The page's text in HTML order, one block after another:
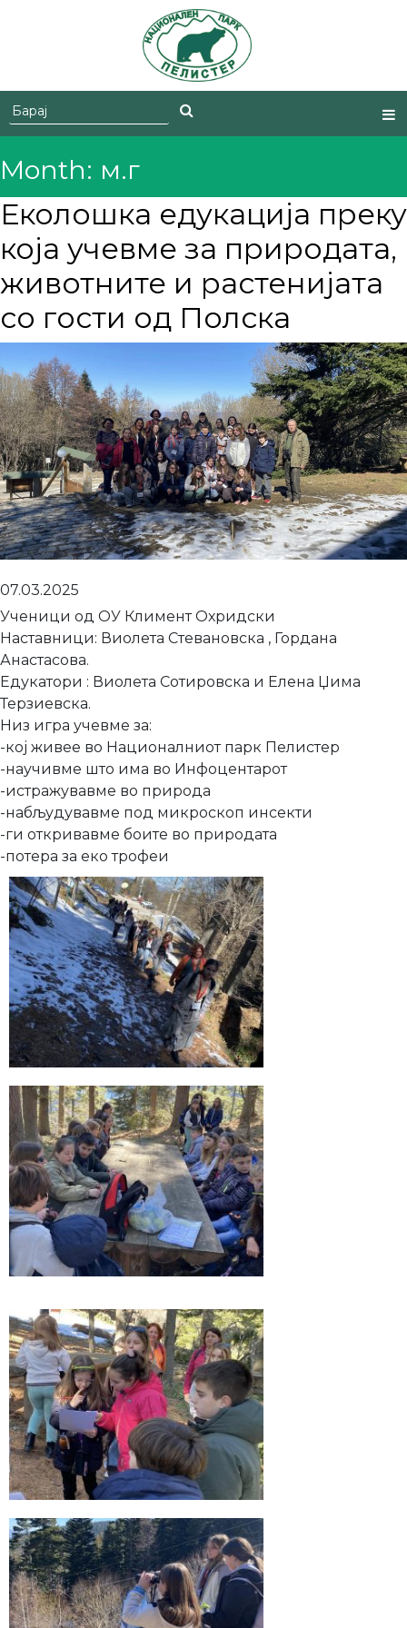
Month: м.г
Еколошка едукација преку
која учевме за природата,
животните и растенијата
со гости од Полска
07.03.2025
Ученици од ОУ Климент Охридски
Наставници: Виолета Стевановска , Гордана
Анастасова.
Едукатори : Виолета Сотировска и Елена Џима
Терзиевска.
Низ игра учевме за:
-кој живее во Националниот парк Пелистер
-научивме што има во Инфоцентарот
-истражувавме во природа
-набљудувавме под микроскоп инсекти
-ги откривавме боите во природата
-потера за еко трофеи